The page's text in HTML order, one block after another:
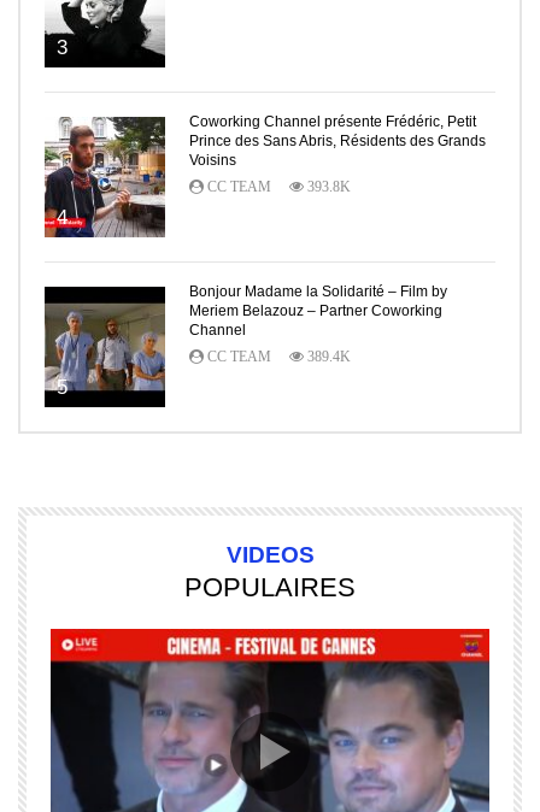
3
4
Coworking Channel présente Frédéric, Petit
Prince des Sans Abris, Résidents des Grands
Voisins
CC TEAM
393.8K
5
Bonjour Madame la Solidarité – Film by
Meriem Belazouz – Partner Coworking
Channel
CC TEAM
389.4K
VIDEOS
POPULAIRES